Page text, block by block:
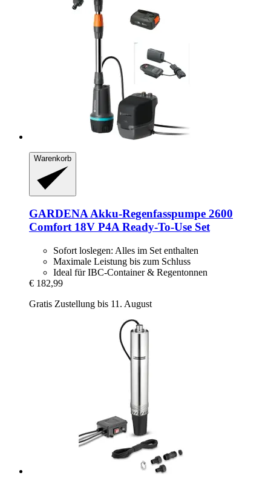
Warenkorb
GARDENAAkku-​Regenfasspumpe 2600
Comfort 18V P4A Ready-​To-​Use Set
Sofort loslegen: Alles im Set enthalten
Maximale Leistung bis zum Schluss
Ideal für IBC-Container & Regentonnen
€ 182,99
Gratis Zustellung bis 11. August